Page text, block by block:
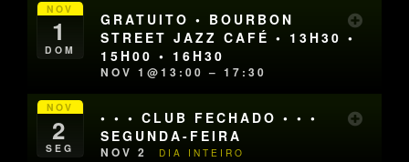
NOV
1
DOM
GRATUITO • BOURBON
STREET JAZZ CAFÉ • 13H30 •
15H00 • 16H30
NOV 1@13:00 – 17:30
NOV
2
SEG
• • • CLUB FECHADO • • •
SEGUNDA-FEIRA
NOV 2 DIA INTEIRO